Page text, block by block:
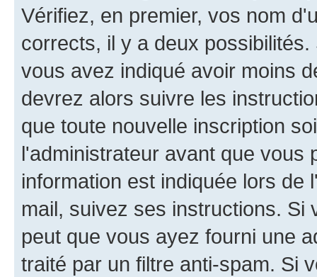
Vérifiez, en premier, vos nom
corrects, il y a deux
vous avez indiqué avoir moins
devrez alors suivre les
que toute nouvelle inscription
l'administrateur avant que vous
information est indiquée lors
mail, suivez ses instructions.
peut que vous ayez fourni une
traité par un filtre anti-spam. Si